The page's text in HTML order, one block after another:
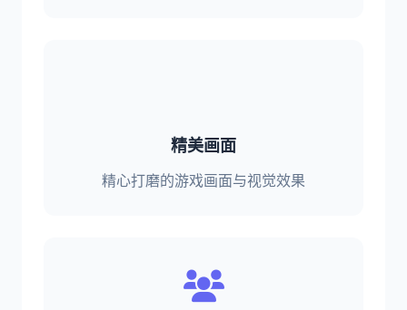
精美画面
精心打磨的游戏画面与视觉效果